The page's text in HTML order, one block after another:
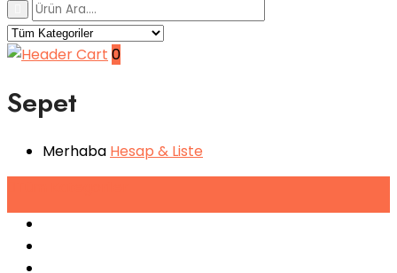
0
Sepet
Merhaba Hesap & Liste